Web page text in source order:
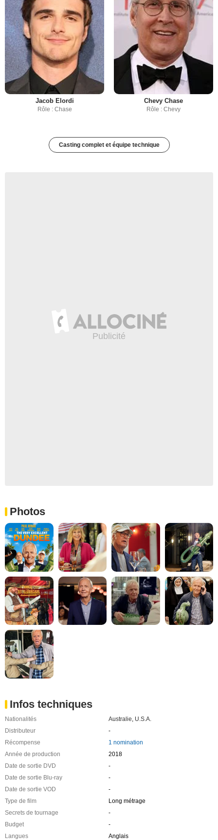
Jacob Elordi
Rôle : Chase
Chevy Chase
Rôle : Chevy
Casting complet et équipe technique
Photos
Infos techniques
Nationalités Australie U.S.A.
Distributeur
-
Récompense
1 nomination
Année de production
2018
Date de sortie DVD
-
Date de sortie Blu-ray
-
Date de sortie VOD
-
Type de film
Long métrage
Secrets de tournage
-
Budget
-
Langues
Anglais